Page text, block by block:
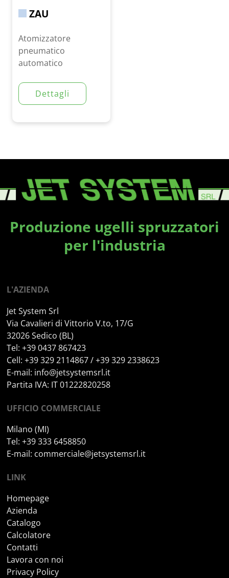
ZAU
Atomizzatore
pneumatico
automatico
Dettagli
Produzione ugelli spruzzatori
per l'industria
L'AZIENDA
Jet System Srl
Via Cavalieri di Vittorio V.to, 17/G
32026 Sedico (BL)
Tel: +39 0437 867423
Cell: +39 329 2114867 / +39 329 2338623
E-mail: info@jetsystemsrl.it
Partita IVA: IT 01222820258
UFFICIO COMMERCIALE
Milano (MI)
Tel: +39 333 6458850
E-mail: commerciale@jetsystemsrl.it
LINK
Homepage
Azienda
Catalogo
Calcolatore
Contatti
Lavora con noi
Privacy Policy